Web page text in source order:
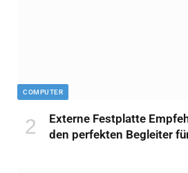
COMPUTER
Externe Festplatte
den perfekten Begleiter